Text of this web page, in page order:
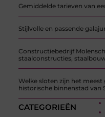
Gemiddelde tarieven van
Stijlvolle en passende
Constructiebedrijf
staalconstructies,
Welke sloten zijn het
historische binnenstad van
CATEGORIEËN